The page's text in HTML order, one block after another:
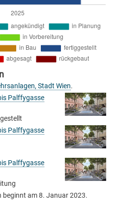
Stadt Wien.
Palffygasse
Palffygasse
Palffygasse
beginnt am 8. Januar 2023.